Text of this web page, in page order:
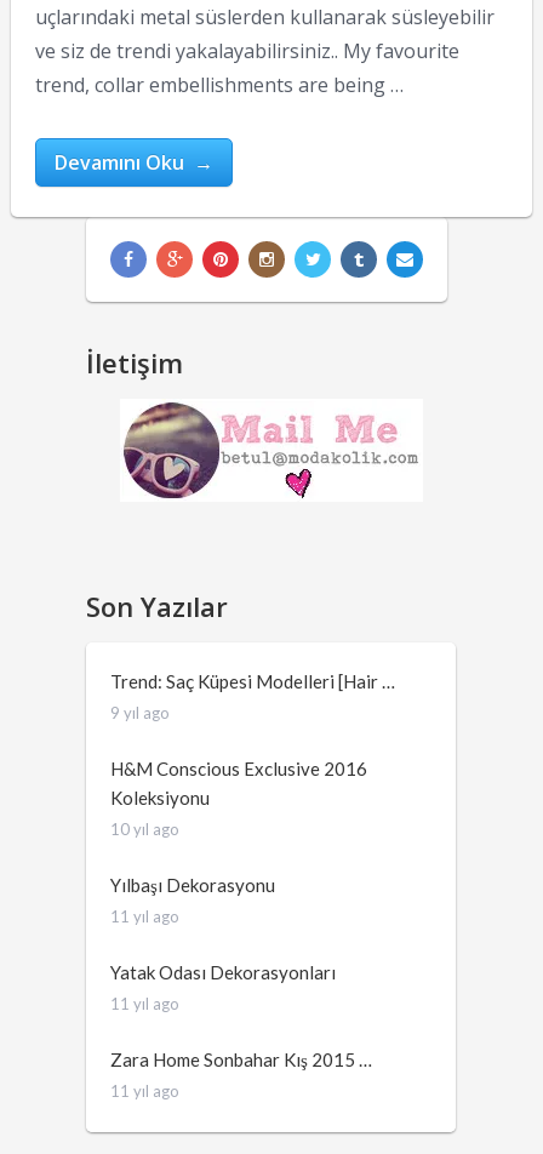
uçlarındaki metal süslerden kullanarak süsleyebilir
ve siz de trendi yakalayabilirsiniz.. My favourite
trend, collar embellishments are being …
Devamını Oku →
İletişim
Son Yazılar
Trend: Saç Küpesi Modelleri [Hair …
9 yıl ago
H&M Conscious Exclusive 2016
Koleksiyonu
10 yıl ago
Yılbaşı Dekorasyonu
11 yıl ago
Yatak Odası Dekorasyonları
11 yıl ago
Zara Home Sonbahar Kış 2015 …
11 yıl ago